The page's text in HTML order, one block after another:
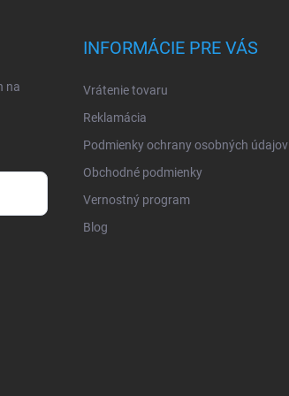
na
INFORMÁCIE PRE VÁS
Vrátenie tovaru
Reklamácia
Podmienky ochrany osobných údajov
Obchodné podmienky
Vernostný program
Blog